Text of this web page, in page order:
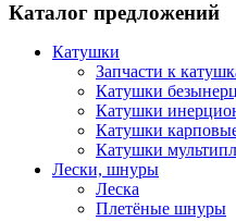
Каталог предложений
Катушки
Запчасти к
Катушки
Катушки
Катушки
Катушки
Лески, шнуры
Леска
Плетёные шнуры